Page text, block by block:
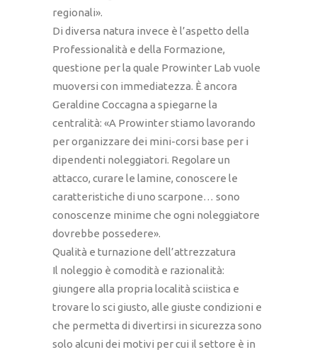
regionali».
Di diversa natura invece è l’aspetto della
Professionalità e della Formazione,
questione per la quale Prowinter Lab vuole
muoversi con immediatezza. È ancora
Geraldine Coccagna a spiegarne la
centralità: «A Prowinter stiamo lavorando
per organizzare dei mini-corsi base per i
dipendenti noleggiatori. Regolare un
attacco, curare le lamine, conoscere le
caratteristiche di uno scarpone… sono
conoscenze minime che ogni noleggiatore
dovrebbe possedere».
Qualità e turnazione dell’attrezzatura
Il noleggio è comodità e razionalità:
giungere alla propria località sciistica e
trovare lo sci giusto, alle giuste condizioni e
che permetta di divertirsi in sicurezza sono
solo alcuni dei motivi per cui il settore è in